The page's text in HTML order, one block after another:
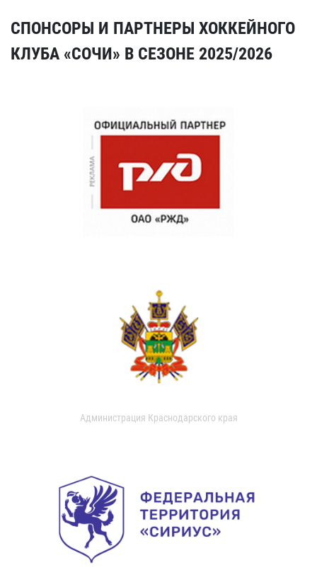
СПОНСОРЫ И ПАРТНЕРЫ ХОККЕЙНОГО
КЛУБА «СОЧИ» В СЕЗОНЕ 2025/2026
Администрация Краснодарского края